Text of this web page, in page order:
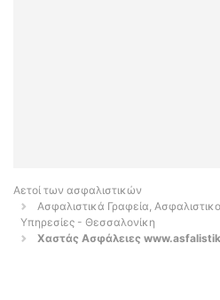
Αετοί των ασφαλιστικών
Ασφαλιστικά Γραφεία,
Υπηρεσίες - Θεσσαλονίκη
Χαστάς Ασφάλειες